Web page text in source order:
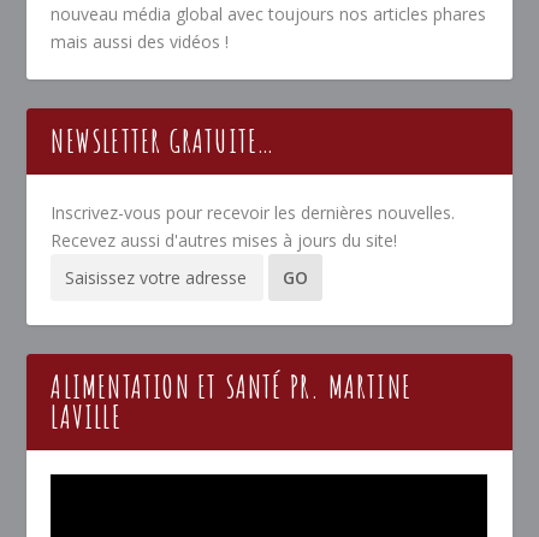
nouveau média global avec toujours nos articles phares
mais aussi des vidéos !
NEWSLETTER GRATUITE…
Inscrivez-vous pour recevoir les dernières nouvelles.
Recevez aussi d'autres mises à jours du site!
ALIMENTATION ET SANTÉ PR. MARTINE
LAVILLE